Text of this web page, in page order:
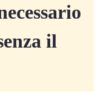
il